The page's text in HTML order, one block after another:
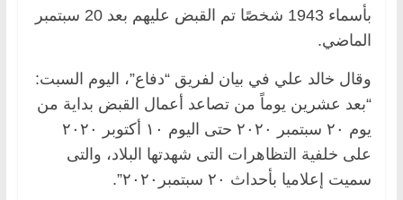
بأسماء 1943 شخصًا تم القبض عليهم بعد 20 سبتمبر
الماضي.
وقال خالد علي في بيان لفريق “دفاع”، اليوم السبت:
“بعد عشرين يوماً من تصاعد أعمال القبض بداية من
يوم ٢٠ سبتمبر ٢٠٢٠ حتى اليوم ١٠ أكتوبر ٢٠٢٠
على خلفية التظاهرات التى شهدتها البلاد، والتى
سميت إعلاميا بأحداث ٢٠ سبتمبر٢٠٢٠”.